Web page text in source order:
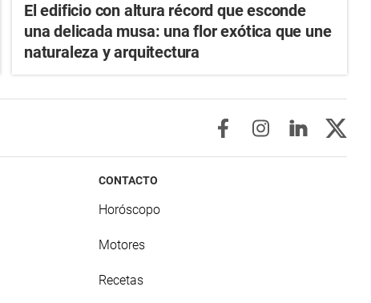
El edificio con altura récord que esconde
una delicada musa: una flor exótica que une
naturaleza y arquitectura
CONTACTO
Horóscopo
Motores
Recetas